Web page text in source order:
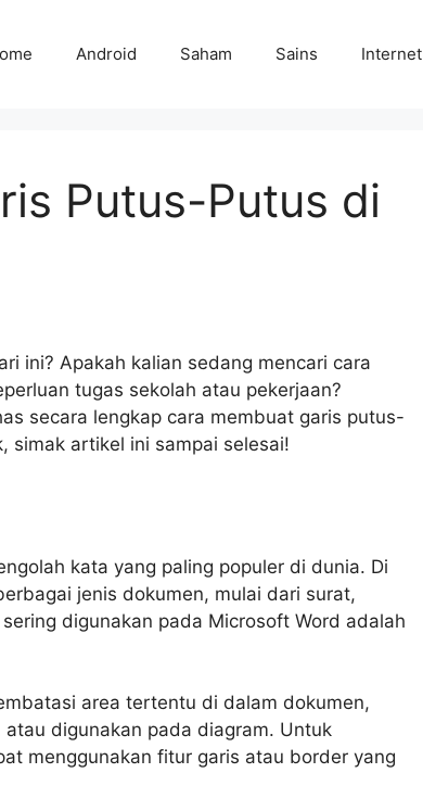
Android Saham Sains Internet
Putus-Putus di
ini? Apakah kalian sedang mencari cara
tugas sekolah atau pekerjaan?
secara lengkap cara membuat garis putus-
simak artikel ini sampai selesai!
kata yang paling populer di dunia. Di
jenis dokumen, mulai dari surat,
digunakan pada Microsoft Word adalah
area tertentu di dalam dokumen,
digunakan pada diagram. Untuk
menggunakan fitur garis atau border yang